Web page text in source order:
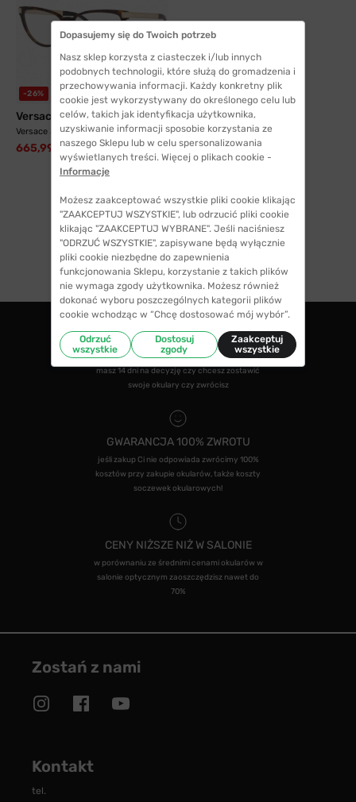
-26%
Versace
Versace 3271 108 52
665,99 zł 899,99 zł
1
ZWROTY DO 14 DNI
masz 14 dni na decyzję czy chcesz zostawić
swoje okulary czy zwrócisz
GWARANCJA 100% ZWROTU
jeśli zakup Ci nie odpowiada zwrócimy 100%
kosztów przy zakupie okularów, także koszty
soczewek okularowych!
CENY NIŻSZE NIŻ W SALONIE
w porównaniu ze średnimi cenami okularów w
salonie optycznym zaoszczędzisz nawet do
70%
Zostań z nami
Kontakt
tel.
Dopasujemy się do Twoich potrzeb
Nasz sklep korzysta z ciasteczek i/lub innych
podobnych technologii, które służą do gromadzenia i
przechowywania informacji. Każdy konkretny plik
cookie jest wykorzystywany do określonego celu lub
celów, takich jak identyfikacja użytkownika,
uzyskiwanie informacji sposobie korzystania ze
naszego Sklepu lub w celu spersonalizowania
wyświetlanych treści. Więcej o plikach cookie -
Informacje
Możesz zaakceptować wszystkie pliki cookie klikając
"ZAAKCEPTUJ WSZYSTKIE", lub odrzucić pliki cookie
klikając "ZAAKCEPTUJ WYBRANE". Jeśli naciśniesz
"ODRZUĆ WSZYSTKIE", zapisywane będą wyłącznie
pliki cookie niezbędne do zapewnienia
funkcjonowania Sklepu, korzystanie z takich plików
nie wymaga zgody użytkownika. Możesz również
dokonać wyboru poszczególnych kategorii plików
cookie wchodząc w “Chcę dostosować mój wybór”.
Odrzuć
wszystkie
Dostosuj
zgody
Zaakceptuj
wszystkie